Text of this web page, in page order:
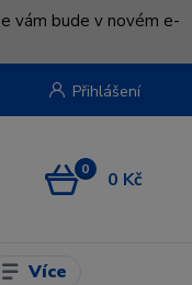
vám bude v novém e-
Přihlášení
0 0 Kč
Více